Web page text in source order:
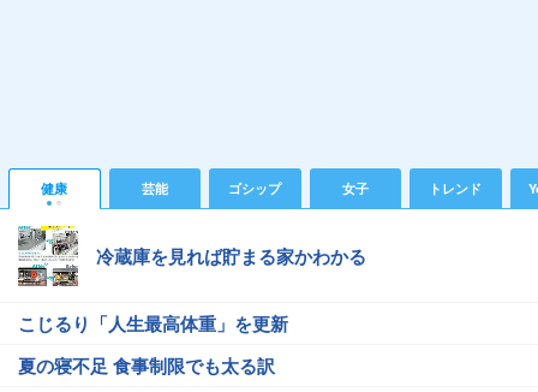
健康 芸能 ゴシップ 女子 トレンド
冷蔵庫を見れば貯まる家かわかる
こじるり「人生最高体重」を更新
夏の寝不足 食事制限でも太る訳